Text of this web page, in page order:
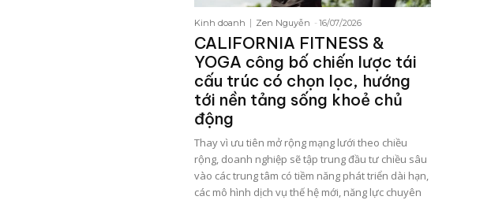
Kinh doanh Zen Nguyễn - 16/07/2026
CALIFORNIA FITNESS &
YOGA công bố chiến lược tái
cấu trúc có chọn lọc, hướng
tới nền tảng sống khoẻ chủ
động
Thay vì ưu tiên mở rộng mạng lưới theo chiều
rộng, doanh nghiệp sẽ tập trung đầu tư chiều sâu
vào các trung tâm có tiềm năng phát triển dài hạn,
các mô hình dịch vụ thế hệ mới, năng lực chuyên